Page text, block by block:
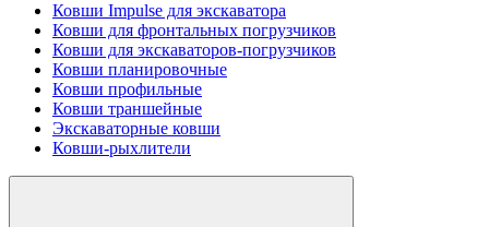
Ковши Impulse для экскаватора
Ковши для фронтальных погрузчиков
Ковши для экскаваторов-погрузчиков
Ковши планировочные
Ковши профильные
Ковши траншейные
Экскаваторные ковши
Ковши-рыхлители